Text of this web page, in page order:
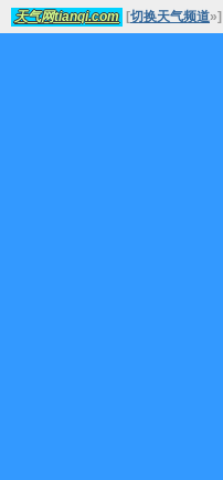
天气网tianqi.com [切换天气频道»]